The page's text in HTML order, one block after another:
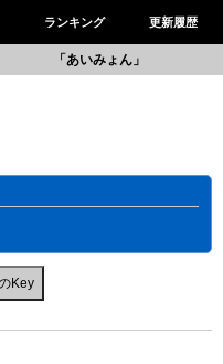
ランキング 更新履歴
「あいみょん」